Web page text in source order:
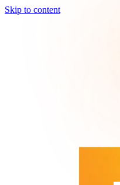
Skip to content